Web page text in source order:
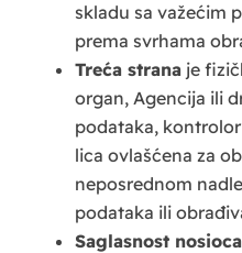
skladu sa važećim
prema svrhama
Treća strana je
organ, Agencija ili
podataka,
lica ovlašćena za
neposrednom
podataka ili
Saglasnost